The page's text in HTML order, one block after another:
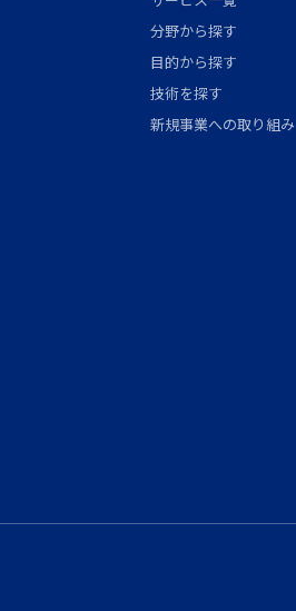
分野から探す
目的から探す
技術を探す
新規事業への取り組み